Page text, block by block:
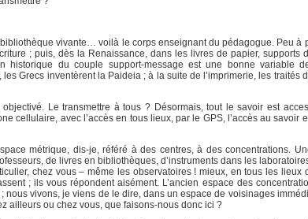
vivante… voilà le corps enseignant du pédagogue. Peu à
; puis, dès la Renaissance, dans les livres de papier, supports
historique du couple support-message est une bonne variable
Grecs inventèrent la Paideia ; à la suite de l’imprimerie, les traités
Le transmettre à tous ? Désormais, tout le savoir est
cellulaire, avec l’accès en tous lieux, par le GPS, l’accès au savoir
métrique, dis-je, référé à des centres, à des concentrations.
de livres en bibliothèques, d’instruments dans les
chez vous – même les observatoires ! mieux, en tous les lieux
; ils vous répondent aisément. L’ancien espace des
vivons, je viens de le dire, dans un espace de voisinages
ailleurs ou chez vous, que faisons-nous donc ici ?